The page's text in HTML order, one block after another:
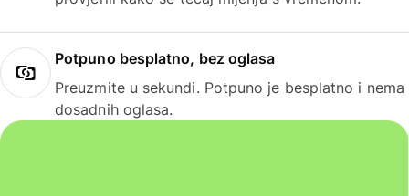
Potpuno besplatno, bez oglasa
Preuzmite u sekundi. Potpuno je besplatno i nema
dosadnih oglasa.